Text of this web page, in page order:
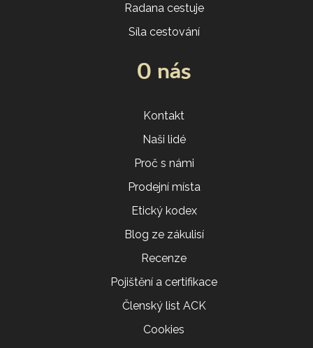
Radana cestuje
Síla cestování
O nás
Kontakt
Naši lidé
Proč s námi
Prodejní místa
Etický kodex
Blog ze zákulisí
Recenze
Pojištění a certifikace
Členský list ACK
Cookies